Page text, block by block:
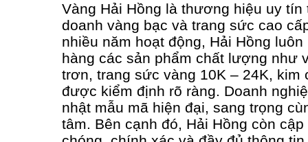
Vàng Hải Hồng là thương hiệu uy
doanh vàng bạc và trang sức cao
nhiều năm hoạt động, Hải Hồng
hàng các sản phẩm chất lượng như
trơn, trang sức vàng 10K – 24K, kim
được kiểm định rõ ràng. Doanh
nhật mẫu mã hiện đại, sang trọng
tâm. Bên cạnh đó, Hải Hồng còn